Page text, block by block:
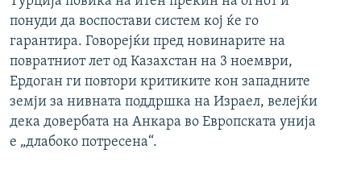
понуди да воспостави систем кој ќе го
гарантира. Говорејќи пред новинарите на
повратниот лет од Казахстан на 3 ноември,
Ердоган ги повтори критиките кон западните
земји за нивната поддршка на Израел, велејќи
дека довербата на Анкара во Европската унија
е „длабоко потресена“.